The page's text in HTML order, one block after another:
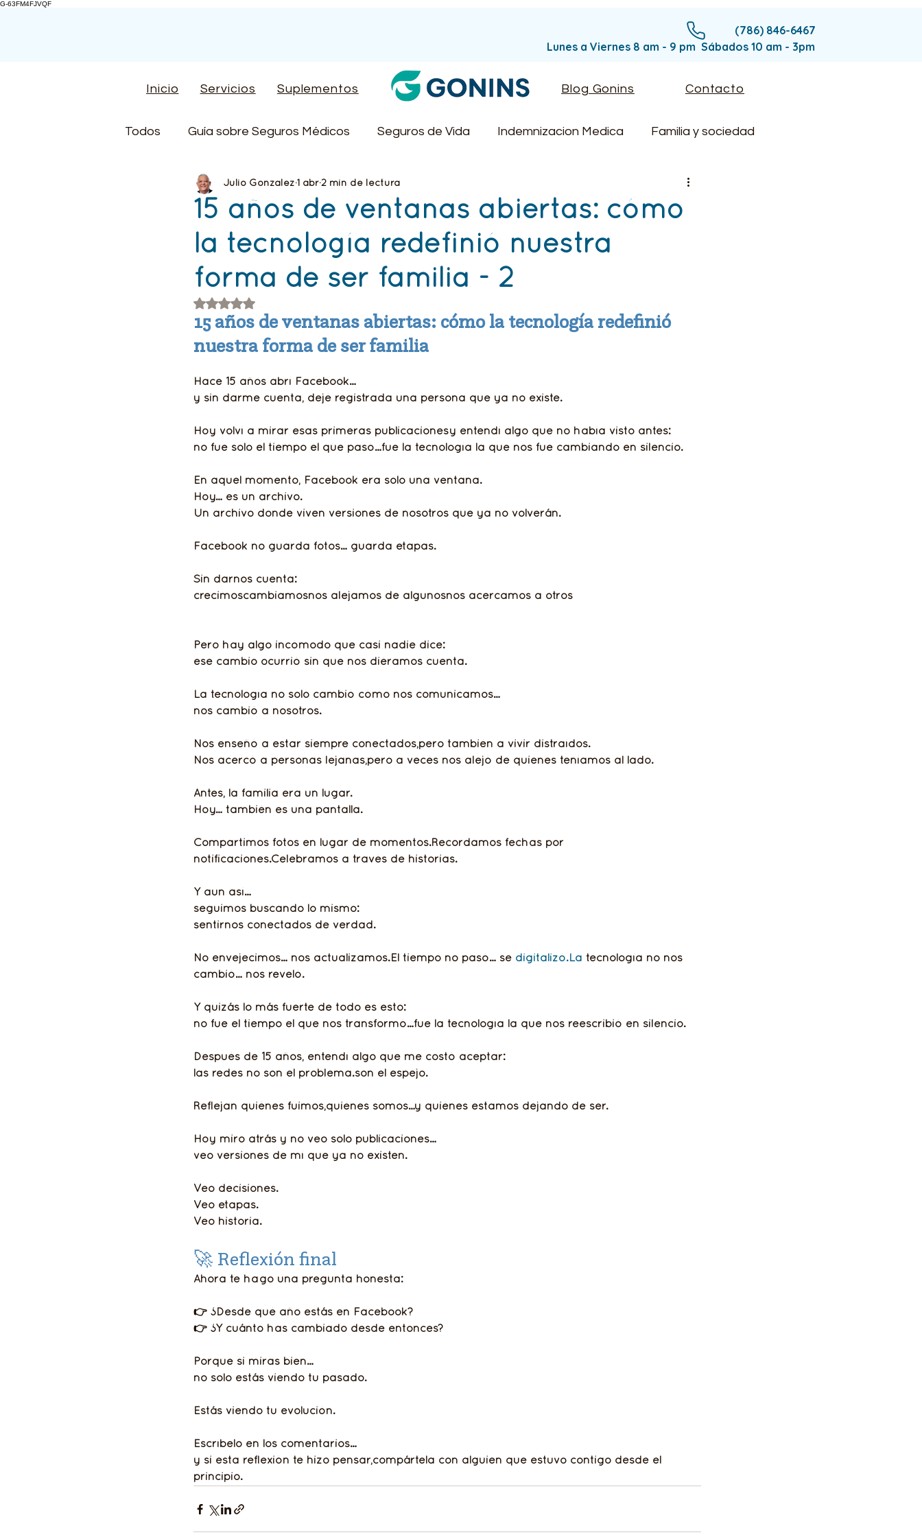
G-63FM4FJVQF
(786) 846-6467
Lunes a Viernes 8 am - 9 pm Sábados 10 am - 3pm
Inicio Servicios Suplementos Blog Gonins Contacto
Todos Guía sobre Seguros Médicos Seguros de Vida Indemnizacion Medica Familia y sociedad
Guía Completa de Protección Dental Guía Completa de Seguros Médicos
Consejos de un estilo de vida sana Seguro de viajes Guías para el Cuidado de la Visión
Seguros de Accidente
Luz del Faro
15 años de ventanas abiertas: cómo
la tecnología redefinió nuestra
forma de ser familia - 2
Julio Gonzalez 1 abr 2 min de lectura
Obtuvo NaN de 5 estrellas.
15 años de ventanas abiertas: cómo la tecnología redefinió
nuestra forma de ser familia
Hace 15 años abrí Facebook…
y sin darme cuenta, dejé registrada una persona que ya no existe.
Hoy volví a mirar esas primeras publicacionesy entendí algo que no había visto antes:
no fue solo el tiempo el que pasó…fue la tecnología la que nos fue cambiando en silencio.
En aquel momento, Facebook era solo una ventana.
Hoy… es un archivo.
Un archivo donde viven versiones de nosotros que ya no volverán.
Facebook no guarda fotos… guarda etapas.
Sin darnos cuenta:
crecimoscambiamosnos alejamos de algunosnos acercamos a otros
Pero hay algo incómodo que casi nadie dice:
ese cambio ocurrió sin que nos diéramos cuenta.
La tecnología no solo cambió cómo nos comunicamos…
nos cambió a nosotros.
Nos enseñó a estar siempre conectados,pero también a vivir distraídos.
Nos acercó a personas lejanas,pero a veces nos alejó de quienes teníamos al lado.
Antes, la familia era un lugar.
Hoy… también es una pantalla.
Compartimos fotos en lugar de momentos.Recordamos fechas por
notificaciones.Celebramos a través de historias.
Y aun así…
seguimos buscando lo mismo:
sentirnos conectados de verdad.
No envejecimos… nos actualizamos.El tiempo no pasó… se digitalizó.La tecnología no nos
cambió… nos reveló.
Y quizás lo más fuerte de todo es esto:
no fue el tiempo el que nos transformó…fue la tecnología la que nos reescribió en silencio.
Después de 15 años, entendí algo que me costó aceptar:
las redes no son el problema.son el espejo.
Reflejan quiénes fuimos,quiénes somos…y quiénes estamos dejando de ser.
Hoy miro atrás y no veo solo publicaciones…
veo versiones de mí que ya no existen.
Veo decisiones.
Veo etapas.
Veo historia.
🚀 Reflexión final
Ahora te hago una pregunta honesta:
👉 ¿Desde qué año estás en Facebook?
👉 ¿Y cuánto has cambiado desde entonces?
Porque si miras bien…
no solo estás viendo tu pasado.
Estás viendo tu evolución.
Escríbelo en los comentarios…
y si esta reflexión te hizo pensar,compártela con alguien que estuvo contigo desde el
principio.